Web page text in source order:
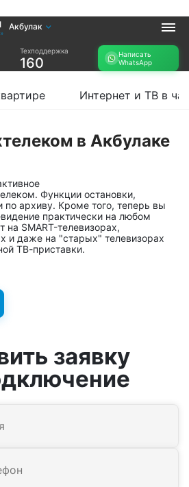
Акбулак
Техподдержка
160
Написать
WhatsApp
Интернет в офис
Заявка на
подбор тарифа
Подключиться к
КазахТелеком
Интернет и ТВ в
в Акбулаке
Функции остановки,
по архиву. Кроме того, теперь вы
практически на любом
на SMART-телевизорах,
и даже на "старых" телевизорах
ТВ-приставки.
заявку